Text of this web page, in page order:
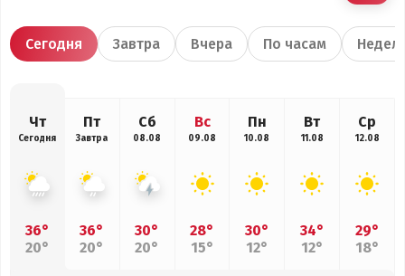
Сегодня Завтра Вчера По часам
Чт
Сегодня
36°
20°
Пт
Завтра
36°
20°
Сб
08.08
30°
20°
Вс
09.08
28°
15°
Пн
10.08
30°
12°
Вт
11.08
34°
12°
Ср
12.08
29°
18°